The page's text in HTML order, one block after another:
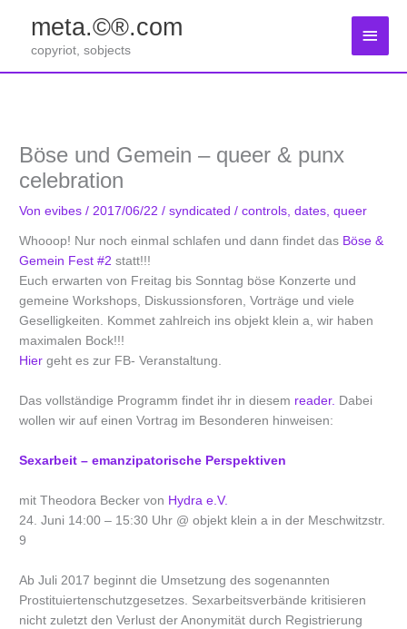
springen
meta.©®.com
copyriot, sobjects
Böse und Gemein – queer & punx
celebration
Vonevibes/ 2017/06/22/syndicated /controls ,dates ,queer
Whooop! Nur noch einmal schlafen und dann findet das Böse &
Gemein Fest #2 statt!!!
Euch erwarten von Freitag bis Sonntag böse Konzerte und
gemeine Workshops, Diskussionsforen, Vorträge und viele
Geselligkeiten. Kommet zahlreich ins objekt klein a, wir haben
maximalen Bock!!!
Hier geht es zur FB- Veranstaltung.
Das vollständige Programm findet ihr in diesem reader. Dabei
wollen wir auf einen Vortrag im Besonderen hinweisen:
Sexarbeit – emanzipatorische Perspektiven
mit Theodora Becker von Hydra e.V.
24. Juni 14:00 – 15:30 Uhr @ objekt klein a in der Meschwitzstr.
9
Ab Juli 2017 beginnt die Umsetzung des sogenannten
Prostituiertenschutzgesetzes. Sexarbeitsverbände kritisieren
nicht zuletzt den Verlust der Anonymität durch Registrierung